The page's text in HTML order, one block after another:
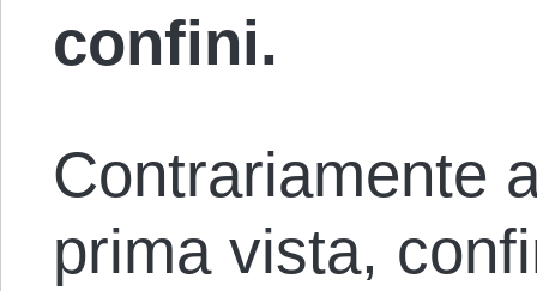
confini.
Contrariamente
prima vista,